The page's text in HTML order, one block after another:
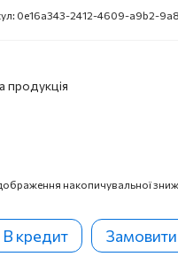
0e16a343-2412-4609-a9b2-
продукція
накопичувальної
В кредит